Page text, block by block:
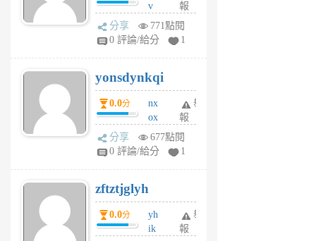
前
v
wt
sv
6
個
月
前
報
分享
771點閱
0 評論/給分
1
yonsdynkqi
0.0分
nx
ox
rh
pe
月
前
舉
報
分享
677點閱
0 評論/給分
1
zftztjglyh
0.0分
yh
ik
舉
報